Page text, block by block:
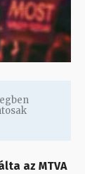
az MTVA